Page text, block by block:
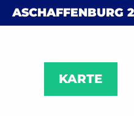
Skip to content
ASCHAFFENBURG
KARTE